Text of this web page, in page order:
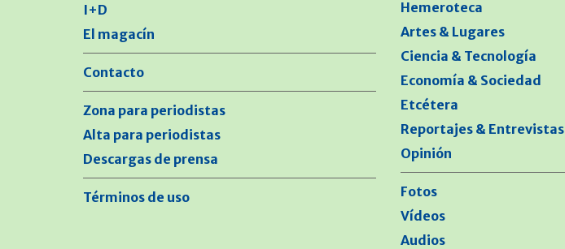
I+D
El magacín
Contacto
Zona para periodistas
Alta para periodistas
Descargas de prensa
Términos de uso
Hemeroteca
Artes & Lugares
Ciencia & Tecnología
Economía & Sociedad
Etcétera
Reportajes & Entrevistas
Opinión
Fotos
Vídeos
Audios